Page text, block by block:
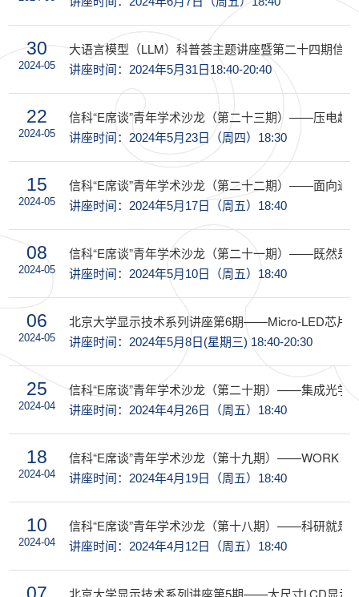
30
2024-05
大语言模型（LLM）科普荟主题讲座暨第二十四期信科
讲座时间：2024年5月31日18:40-20:40
22
2024-05
信科“E席谈”青年学术沙龙（第二十三期）——压电超
讲座时间：2024年5月23日（周四）18:30
15
2024-05
信科“E席谈”青年学术沙龙（第二十二期）——面向通
讲座时间：2024年5月17日（周五）18:40
08
2024-05
信科“E席谈”青年学术沙龙（第二十一期）——既然是
讲座时间：2024年5月10日（周五）18:40
06
2024-05
北京大学显示技术系列讲座第6期——Micro-LED芯片
讲座时间：2024年5月8日(星期三) 18:40-20:30
25
2024-04
信科“E席谈”青年学术沙龙（第二十期）——集成光学
讲座时间：2024年4月26日（周五）18:40
18
2024-04
信科“E席谈”青年学术沙龙（第十九期）——WORK
讲座时间：2024年4月19日（周五）18:40
10
2024-04
信科“E席谈”青年学术沙龙（第十八期）——科研就是
讲座时间：2024年4月12日（周五）18:40
北京大学显示技术系列讲座第5期——大尺寸LCD显示